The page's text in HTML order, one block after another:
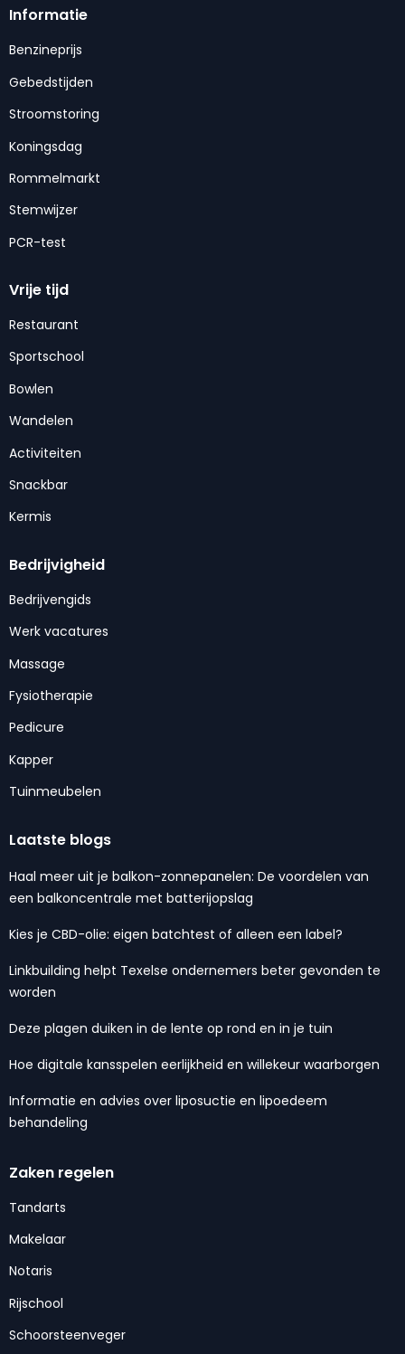
Informatie
Benzineprijs
Gebedstijden
Stroomstoring
Koningsdag
Rommelmarkt
Stemwijzer
PCR-test
Vrije tijd
Restaurant
Sportschool
Bowlen
Wandelen
Activiteiten
Snackbar
Kermis
Bedrijvigheid
Bedrijvengids
Werk vacatures
Massage
Fysiotherapie
Pedicure
Kapper
Tuinmeubelen
Laatste blogs
Haal meer uit je balkon-zonnepanelen: De voordelen van
een balkoncentrale met batterijopslag
Kies je CBD-olie: eigen batchtest of alleen een label?
Linkbuilding helpt Texelse ondernemers beter gevonden te
worden
Deze plagen duiken in de lente op rond en in je tuin
Hoe digitale kansspelen eerlijkheid en willekeur waarborgen
Informatie en advies over liposuctie en lipoedeem
behandeling
Zaken regelen
Tandarts
Makelaar
Notaris
Rijschool
Schoorsteenveger